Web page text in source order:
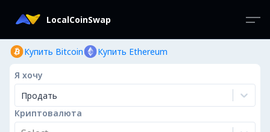
LocalCoinSwap
Купить Bitcoin Купить Ethereum
Я хочу
Продать
Криптовалюта